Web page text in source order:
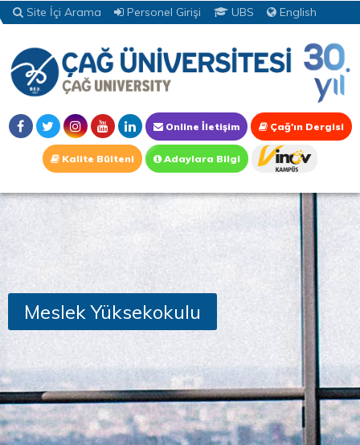
Site İçi Arama Personel Girişi UBS English
Online İletişim Çağ'ın Dergisi
Kalite Bülteni Adaylara Bilgi
Meslek Yüksekokulu